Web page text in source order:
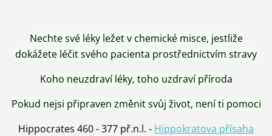
Nechte své léky ležet v chemické misce, jestliže
dokážete léčit svého pacienta prostřednictvím stravy
Koho neuzdraví léky, toho uzdraví příroda
Pokud nejsi připraven změnit svůj život, není ti pomoci
Hippocrates 460 - 377 př.n.l. - Hippokratova přísaha